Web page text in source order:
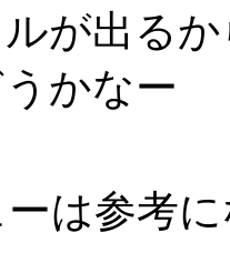
が出る
かなー
は参考